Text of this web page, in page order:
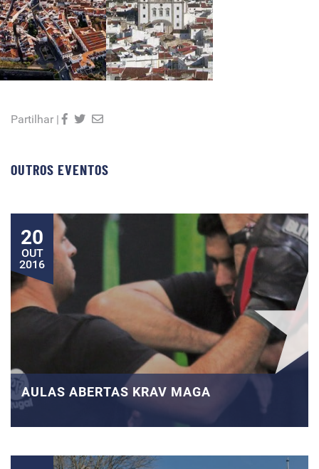
Partilhar |
OUTROS EVENTOS
20
OUT
2016
AULAS ABERTAS KRAV MAGA